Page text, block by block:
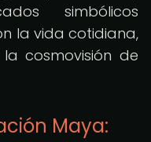
simbólicos
la vida cotidiana,
cosmovisión de
Maya: